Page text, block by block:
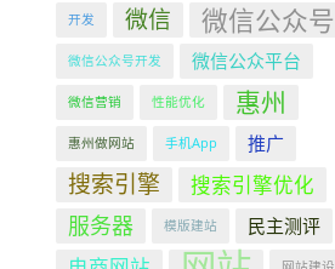
开发 微信 微信公众号
微信公众号开发 微信公众平台
微信营销 性能优化 惠州
惠州做网站 手机App 推广
搜索引擎 搜索引擎优化
服务器 模版建站 民主测评